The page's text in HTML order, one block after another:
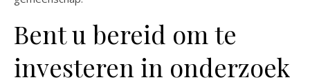
Bent u bereid om te
investeren in onderzoek